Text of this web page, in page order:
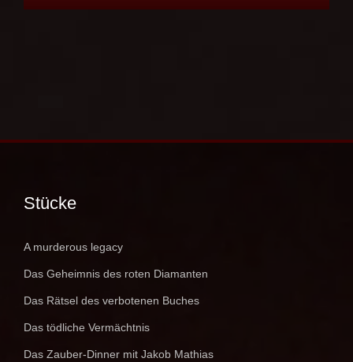
Stücke
A murderous legacy
Das Geheimnis des roten Diamanten
Das Rätsel des verbotenen Buches
Das tödliche Vermächtnis
Das Zauber-Dinner mit Jakob Mathias